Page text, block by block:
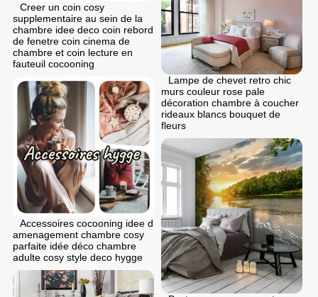
Creer un coin cosy
supplementaire au sein de la
chambre idee deco coin rebord
de fenetre coin cinema de
chambre et coin lecture en
fauteuil cocooning
Lampe de chevet retro chic
murs couleur rose pale
décoration chambre à coucher
rideaux blancs bouquet de
fleurs
Accessoires cocooning idee d
amenagement chambre cosy
parfaite idée déco chambre
adulte cosy style deco hygge